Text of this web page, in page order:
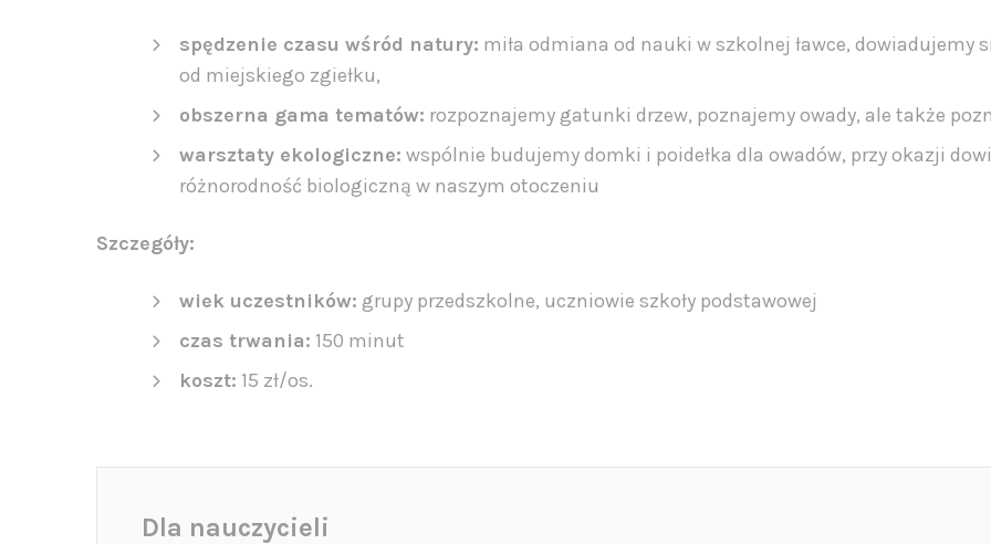
spędzenie czasu wśród natury: miła odmiana od nauki w szkolnej ławce, dowiadujemy
od miejskiego zgiełku,
obszerna gama tematów: rozpoznajemy gatunki drzew, poznajemy owady, ale także
warsztaty ekologiczne: wspólnie budujemy domki i poidełka dla owadów, przy okazji
różnorodność biologiczną w naszym otoczeniu
Szczegóły:
wiek uczestników: grupy przedszkolne, uczniowie szkoły podstawowej
czas trwania: 150 minut
koszt: 15 zł/os.
Dla nauczycieli